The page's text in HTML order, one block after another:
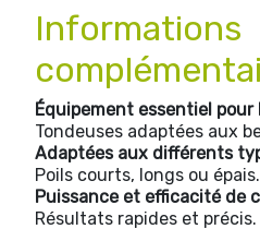
Informations
Équipement essentiel
Tondeuses adaptées aux
Adaptées aux différents
Poils courts, longs ou épais.
Puissance et efficacité de
Résultats rapides et précis.